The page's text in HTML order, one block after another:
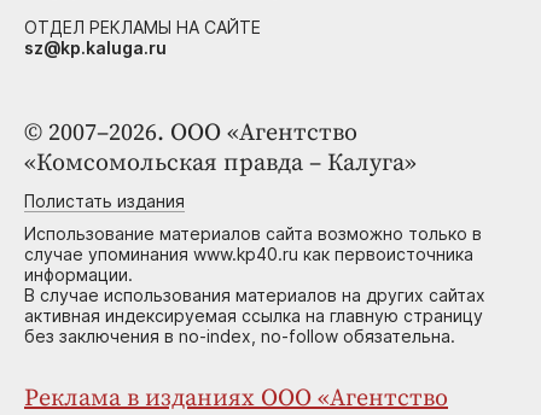
© 2007–2026. ООО «Агентство
«Комсомольская правда – Калуга»
Полистать издания
Использование материалов сайта возможно только в
случае упоминания www.kp40.ru как первоисточника
информации.
В случае использования материалов на других сайтах
активная индексируемая ссылка на главную страницу
без заключения в no-index, no-follow обязательна.
Реклама в изданиях ООО «Агентство
ОТДЕЛ РЕКЛАМЫ НА САЙТЕ
sz@kp.kaluga.ru